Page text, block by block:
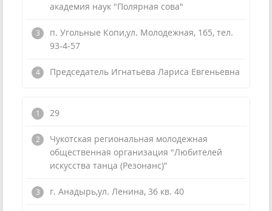
академия наук "Полярная сова"
п. Угольные Копи,ул. Молодежная, 165, тел.
93-4-57
Председатель Игнатьева Лариса Евгеньевна
29
Чукотская региональная молодежная
общественная организация "Любителей
искусства танца (Резонанс)"
г. Анадырь,ул. Ленина, 36 кв. 40